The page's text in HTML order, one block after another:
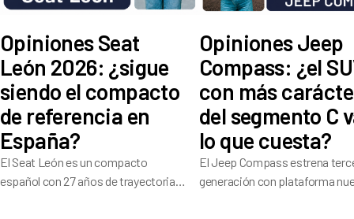
Opiniones Seat
León 2026: ¿sigue
siendo el compacto
de referencia en
España?
El Seat León es un compacto
español con 27 años de trayectoria
Opiniones Jeep
Compass: ¿el
con más
del segmento C
lo que cuesta?
El Jeep Compass estrena
generación con plataforma